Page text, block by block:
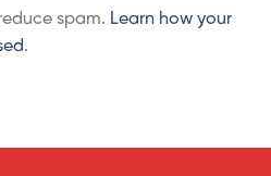
spam. Learn how your
.